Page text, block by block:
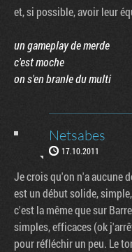
et, si possible, avoir leur
un gameplay de merde
c'est moche
on s'en branle du multi
Netsabes
17.10.2011
Je crois qu'on n'a aucune
est un début solide,
c'est la même que sur
simples, efficaces (ok
pour réfléchir un peu. Le